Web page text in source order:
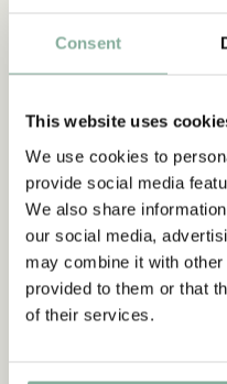
Consent
This website uses
We use cookies to
provide social media
We also share
our social media,
may combine it with
provided to them or that
of their services.